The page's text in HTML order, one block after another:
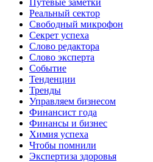
Реальный сектор
Свободный микрофон
Секрет успеха
Слово редактора
Слово эксперта
Событие
Тенденции
Тренды
Управляем бизнесом
Финансист года
Финансы и бизнес
Химия успеха
Чтобы помнили
Экспертиза здоровья